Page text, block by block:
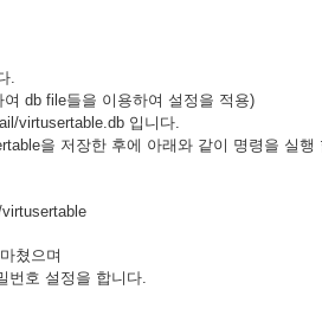
.
db file들을 이용하여 설정을 적용)
virtusertable.db 입니다.
을 저장한 후에 아래와 같이 명령을 실행
쳤으며
호 설정을 합니다.